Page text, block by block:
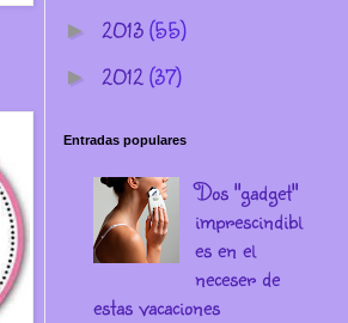
► 2013(55)
► 2012(37)
Entradas populares
Dos "gadget"
imprescindibl
es en el
neceser de
estas vacaciones